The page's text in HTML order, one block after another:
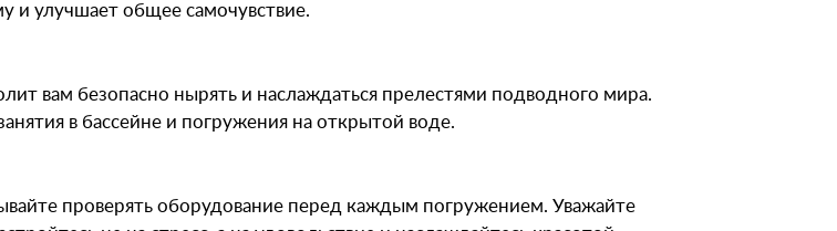
и улучшает общее самочувствие.
вам безопасно нырять и наслаждаться прелестями подводного мира.
в бассейне и погружения на открытой воде.
проверять оборудование перед каждым погружением. Уважайте